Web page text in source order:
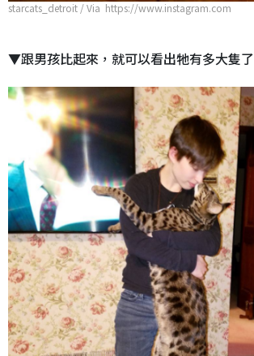
starcats_detroit / Via https://www.instagram.com
▼跟男孩比起來，就可以看出牠有多大隻了